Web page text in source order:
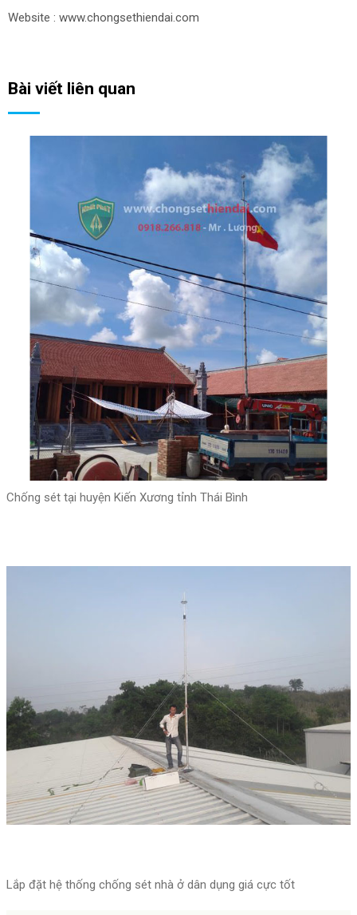
Website : www.chongsethiendai.com
Bài viết liên quan
Chống sét tại huyện Kiến Xương tỉnh Thái Bình
Lắp đặt hệ thống chống sét nhà ở dân dụng giá cực tốt